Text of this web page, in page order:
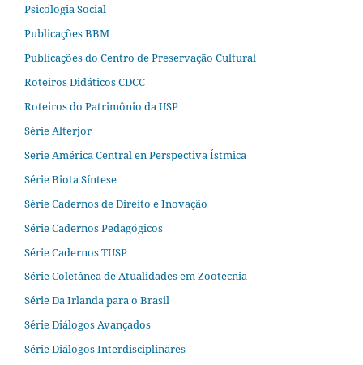
Psicologia Social
Publicações BBM
Publicações do Centro de Preservação Cultural
Roteiros Didáticos CDCC
Roteiros do Patrimônio da USP
Série Alterjor
Serie América Central en Perspectiva Ístmica
Série Biota Síntese
Série Cadernos de Direito e Inovação
Série Cadernos Pedagógicos
Série Cadernos TUSP
Série Coletânea de Atualidades em Zootecnia
Série Da Irlanda para o Brasil
Série Diálogos Avançados
Série Diálogos Interdisciplinares